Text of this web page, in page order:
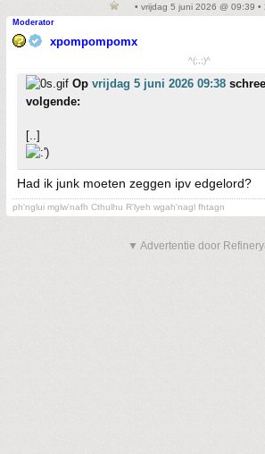
• vrijdag 5 juni 2026 @ 09:39 •
Moderator
xpompompomx
^(;,;)^
Op vrijdag 5 juni 2026 09:38
volgende:
[..]
Had ik junk moeten zeggen ipv edgelord?
ph'nglui mglw'nafh Cthulhu R'lyeh wgah'nagl fhtagn
▼ Advertentie door